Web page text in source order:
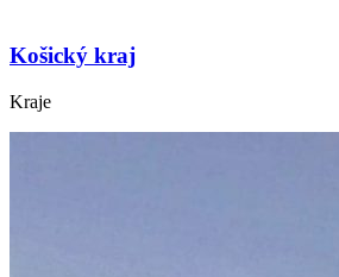
Košický kraj
Kraje